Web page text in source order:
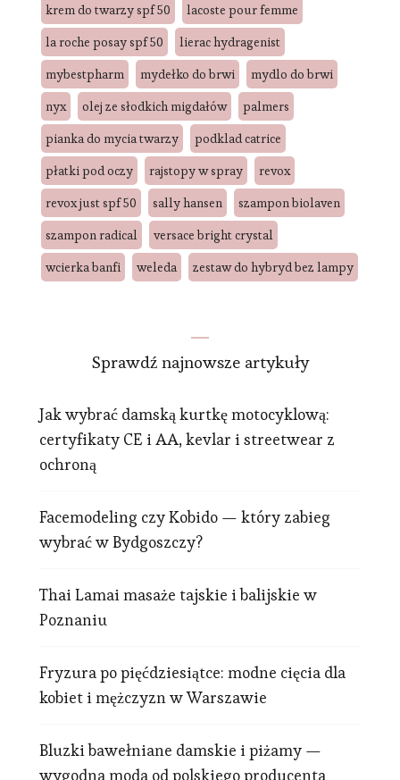
krem do twarzy spf 50
lacoste pour femme
la roche posay spf 50
lierac hydragenist
mybestpharm
mydełko do brwi
mydlo do brwi
nyx
olej ze słodkich migdałów
palmers
pianka do mycia twarzy
podklad catrice
płatki pod oczy
rajstopy w spray
revox
revox just spf 50
sally hansen
szampon biolaven
szampon radical
versace bright crystal
wcierka banfi
weleda zestaw do hybryd bez lampy
Sprawdź najnowsze artykuły
Jak wybrać damską kurtkę motocyklową:
certyfikaty CE i AA, kevlar i streetwear z
ochroną
Facemodeling czy Kobido — który zabieg
wybrać w Bydgoszczy?
Thai Lamai masaże tajskie i balijskie w
Poznaniu
Fryzura po pięćdziesiątce: modne cięcia dla
kobiet i mężczyzn w Warszawie
Bluzki bawełniane damskie i piżamy —
wygodna moda od polskiego producenta